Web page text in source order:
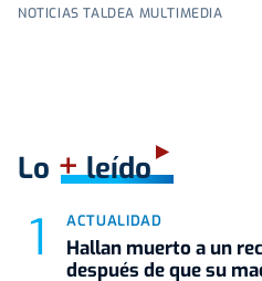
NOTICIAS TALDEA MULTIMEDIA
Lo +leído
ACTUALIDAD
Hallan muerto a un
después de que su